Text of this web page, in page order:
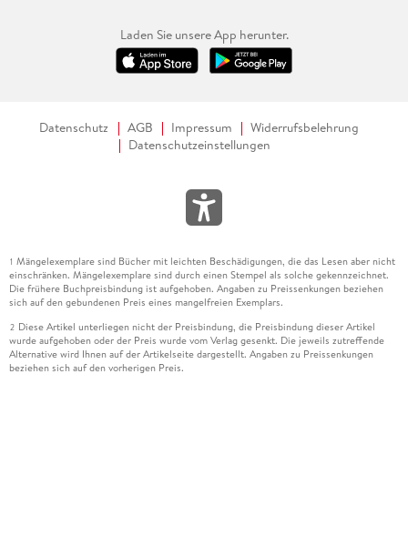
Laden Sie unsere App herunter.
Datenschutz AGB Impressum
Widerrufsbelehrung
Datenschutzeinstellungen
1 Mängelexemplare sind Bücher mit leichten Beschädigungen, die das Lesen aber nicht
einschränken. Mängelexemplare sind durch einen Stempel als solche gekennzeichnet.
Die frühere Buchpreisbindung ist aufgehoben. Angaben zu Preissenkungen beziehen
sich auf den gebundenen Preis eines mangelfreien Exemplars.
2 Diese Artikel unterliegen nicht der Preisbindung, die Preisbindung dieser Artikel
wurde aufgehoben oder der Preis wurde vom Verlag gesenkt. Die jeweils zutreffende
Alternative wird Ihnen auf der Artikelseite dargestellt. Angaben zu Preissenkungen
beziehen sich auf den vorherigen Preis.